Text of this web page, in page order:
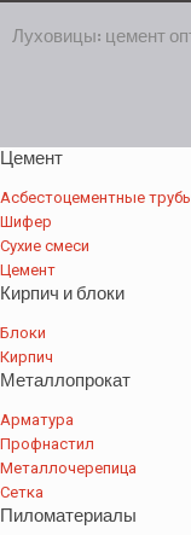
Луховицы: цемент
Цемент
Асбестоцементные
Шифер
Сухие смеси
Цемент
Кирпич и блоки
Блоки
Кирпич
Металлопрокат
Арматура
Профнастил
Металлочерепица
Сетка
Пиломатериалы